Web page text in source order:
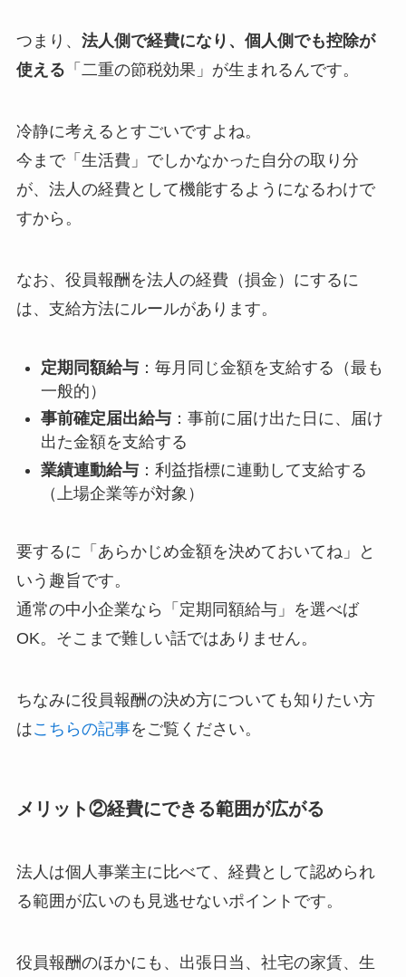
つまり、 法人側で経費になり、個人側でも控除が
使える 「二重の節税効果」が生まれるんです。
冷静に考えるとすごいですよね。
今まで「生活費」でしかなかった自分の取り分
が、法人の経費として機能するようになるわけで
すから。
なお、役員報酬を法人の経費（損金）にするに
は、支給方法にルールがあります。
定期同額給与：毎月同じ金額を支給する（最も
一般的）
事前確定届出給与：事前に届け出た日に、届け
出た金額を支給する
業績連動給与：利益指標に連動して支給する
（上場企業等が対象）
要するに「あらかじめ金額を決めておいてね」と
いう趣旨です。
通常の中小企業なら「定期同額給与」を選べば
OK。そこまで難しい話ではありません。
ちなみに役員報酬の決め方についても知りたい方
はこちらの記事をご覧ください。
メリット②経費にできる範囲が広がる
法人は個人事業主に比べて、経費として認められ
る範囲が広いのも見逃せないポイントです。
役員報酬のほかにも、出張日当、社宅の家賃、生